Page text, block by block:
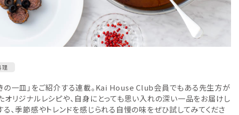
理
の一皿」をご紹介する連載。Kai House Club会員でもある先生方が
リジナルレシピや、自身にとっても思い入れの深い一品をお届けし
、季節感やトレンドを感じられる自慢の味をぜひ試してみてくださ